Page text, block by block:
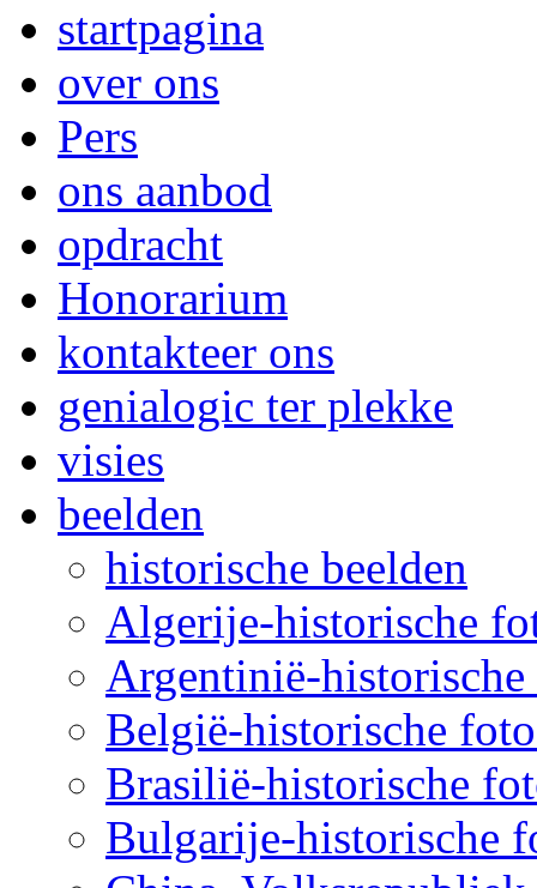
startpagina
over ons
Pers
ons aanbod
opdracht
Honorarium
kontakteer ons
genialogic ter plekke
visies
beelden
historische beelden
Algerije-historische
Argentinië-
België-historische
Brasilië-historische
Bulgarije-historische